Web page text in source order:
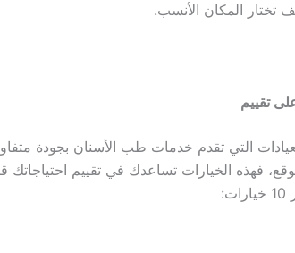
تختار المكان الأنسب.
التي تقدم خدمات طب الأسنان بجودة
فهذه الخيارات تساعدك في تقييم احتياجاتك